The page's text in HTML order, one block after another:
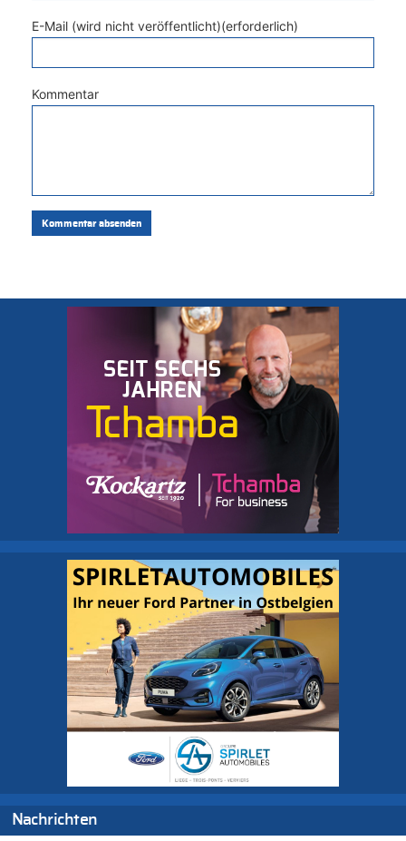
E-Mail (wird nicht veröffentlicht)(erforderlich)
Kommentar
Nachrichten